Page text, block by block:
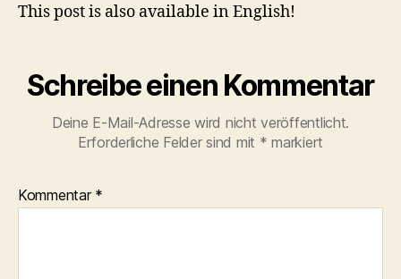
This post is also available in English!
Schreibe einen Kommentar
Deine E-Mail-Adresse wird nicht veröffentlicht.
Erforderliche Felder sind mit * markiert
Kommentar *